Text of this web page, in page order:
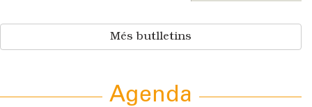
Més butlletins
Agenda